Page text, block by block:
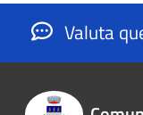
Valuta